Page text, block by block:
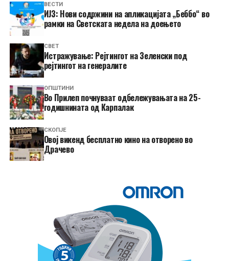
ВЕСТИ
ИЈЗ: Нови содржини на апликацијата „Беббо“ во
рамки на Светската недела на доењето
СВЕТ
Истражување: Рејтингот на Зеленски под
рејтингот на генералите
ОПШТИНИ
Во Прилеп почнуваат одбележувањата на 25-
годишнината од Карпалак
СКОПЈЕ
​Овој викенд бесплатно кино на отворено во
Драчево